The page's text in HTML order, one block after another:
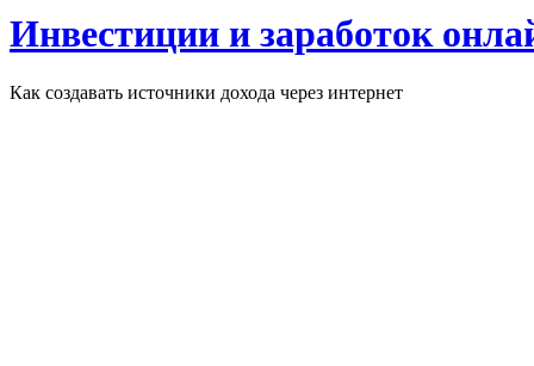
Инвестиции и заработок
Как создавать источники дохода через интернет